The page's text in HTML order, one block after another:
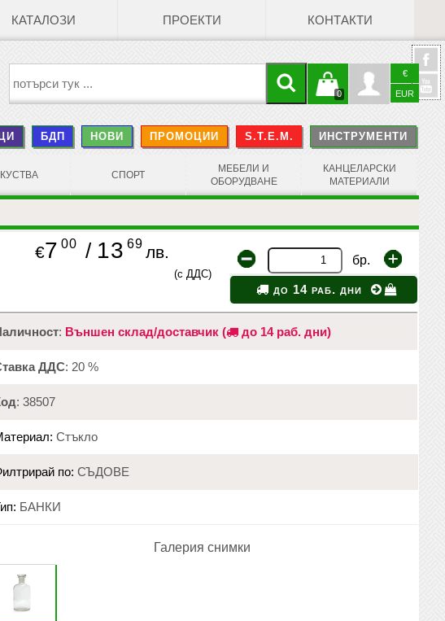
КАТАЛОЗИ ПРОЕКТИ КОНТАКТИ
€
EUR
Профил
0
Кошницата
е празна
БДП НОВИ ПРОМОЦИИ S.T.E.M. ИНСТРУМЕНТИ
СПОРТ
МЕБЕЛИ И
ОБОРУДВАНЕ
КАНЦЕЛАРСКИ
МАТЕРИАЛИ
€7 00 / 13 69 лв.
(с ДДС)
бр.
до 14 раб. дни
: Външен склад/доставчик ( до 14 раб. дни)
ДДС: 20 %
: 38507
Стъкло
по: СЪДОВЕ
БАНКИ
Галерия снимки